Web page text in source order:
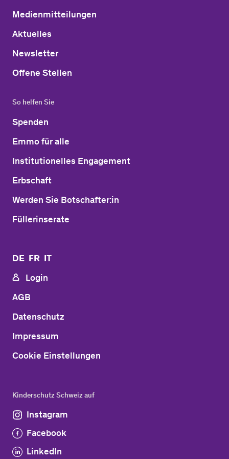
Medienmitteilungen
Aktuelles
Newsletter
Offene Stellen
So helfen Sie
Spenden
Emmo für alle
Institutionelles Engagement
Erbschaft
Werden Sie Botschafter:in
Füllerinserate
DE FR IT
Login
AGB
Datenschutz
Impressum
Cookie Einstellungen
Kinderschutz Schweiz auf
Instagram
Facebook
LinkedIn